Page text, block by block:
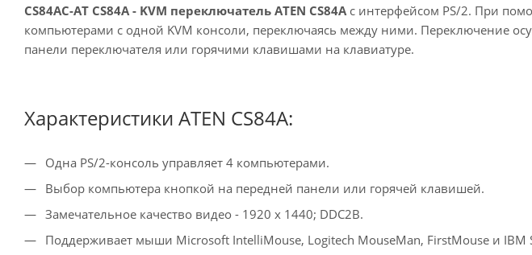
CS84AC-AT CS84A - KVM переключатель ATEN CS84A с интерфейсом PS/2. При
компьютерами с одной KVM консоли, переключаясь между ними. Переключение
панели переключателя или горячими клавишами на клавиатуре.
Характеристики ATEN CS84A:
Одна PS/2-консоль управляет 4 компьютерами.
Выбор компьютера кнопкой на передней панели или горячей клавишей.
Замечательное качество видео - 1920 x 1440; DDC2B.
Поддерживает мыши Microsoft IntelliMouse, Logitech MouseMan, FirstMouse и IBM